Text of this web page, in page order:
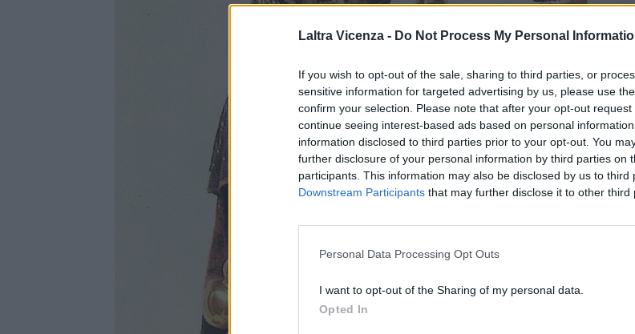
Laltra Vicenza - Do Not Process My Personal
If you wish to opt-out of the sale, sharing to third parties, or
sensitive information for targeted advertising by us, please use
confirm your selection. Please note that after your opt-out
continue seeing interest-based ads based on personal
information disclosed to third parties prior to your opt-out. You
further disclosure of your personal information by third parties on
participants. This information may also be disclosed by us to third
Downstream Participants that may further disclose it to other third
Personal Data Processing Opt Outs
I want to opt-out of the Sharing of my personal data.
Opted In